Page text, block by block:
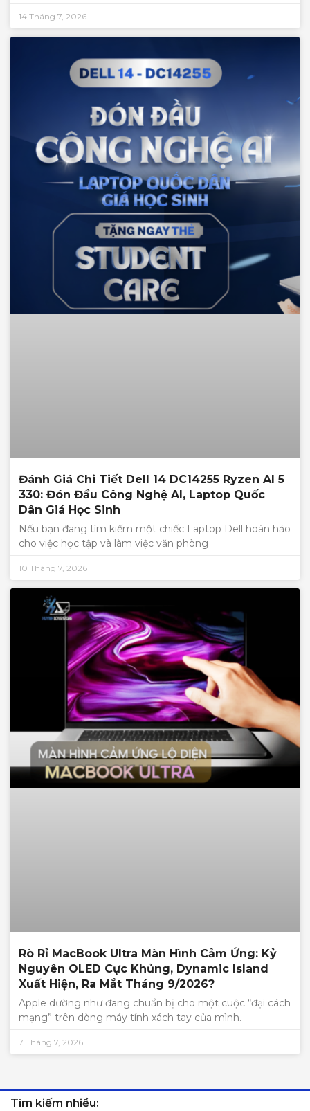
14 Tháng 7, 2026
Đánh Giá Chi Tiết Dell 14 DC14255 Ryzen AI 5
330: Đón Đầu Công Nghệ AI, Laptop Quốc
Dân Giá Học Sinh
Nếu bạn đang tìm kiếm một chiếc Laptop Dell hoàn hảo
cho việc học tập và làm việc văn phòng
10 Tháng 7, 2026
Rò Rỉ MacBook Ultra Màn Hình Cảm Ứng: Kỷ
Nguyên OLED Cực Khủng, Dynamic Island
Xuất Hiện, Ra Mắt Tháng 9/2026?
Apple dường như đang chuẩn bị cho một cuộc “đại cách
mạng” trên dòng máy tính xách tay của mình.
7 Tháng 7, 2026
Tìm kiếm nhiều: